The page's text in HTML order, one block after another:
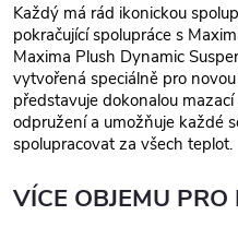
Každý má rád ikonickou
pokračující spolupráce s
Maxima Plush Dynamic
vytvořená speciálně pro
představuje dokonalou
odpružení a umožňuje každé
spolupracovat za všech teplot.
VÍCE OBJEMU